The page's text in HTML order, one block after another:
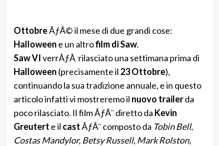
OttobreÃƒÂ© il mese di due grandi cose:
Halloween e un altrofilm di Saw.
Saw VIverrÃƒÂ rilasciato una settimana prima di
Halloween (precisamente il 23 Ottobre),
continuando la sua tradizione annuale, e in questo
articolo infatti vi mostreremo il nuovo trailerda
poco rilasciato. Il film ÃƒÂ¨ diretto da Kevin
Greutert e il castÃƒÂ¨ composto da Tobin Bell,
Costas Mandylor, Betsy Russell, Mark Rolston,